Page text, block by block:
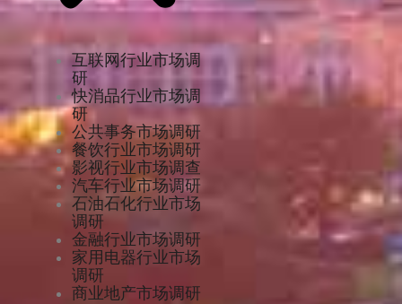
互联网行业市场调
研
快消品行业市场调
研
公共事务市场调研
餐饮行业市场调研
影视行业市场调查
汽车行业市场调研
石油石化行业市场
调研
金融行业市场调研
家用电器行业市场
调研
商业地产市场调研